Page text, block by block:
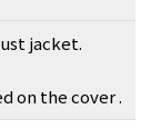
jacket.
on the cover .